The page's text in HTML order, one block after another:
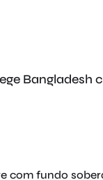
Bangladesh
com fundo